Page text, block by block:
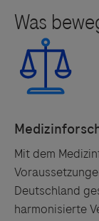
Mit dem
Deutschland
harmonisierte